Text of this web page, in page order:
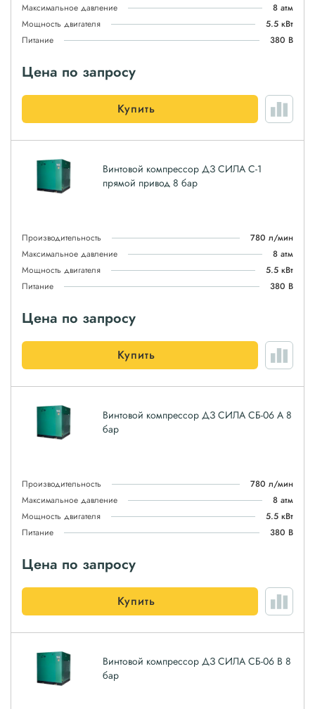
Максимальное давление
8 атм
Мощность двигателя
5.5 кВт
Питание
380 В
Цена по запросу
Купить
Винтовой компрессор ДЗ СИЛА С-1
прямой привод 8 бар
Производительность
780 л/мин
Максимальное давление
8 атм
Мощность двигателя
5.5 кВт
Питание
380 В
Цена по запросу
Купить
Винтовой компрессор ДЗ СИЛА СБ-06 А 8
бар
Производительность
780 л/мин
Максимальное давление
8 атм
Мощность двигателя
5.5 кВт
Питание
380 В
Цена по запросу
Купить
Винтовой компрессор ДЗ СИЛА СБ-06 В 8
бар